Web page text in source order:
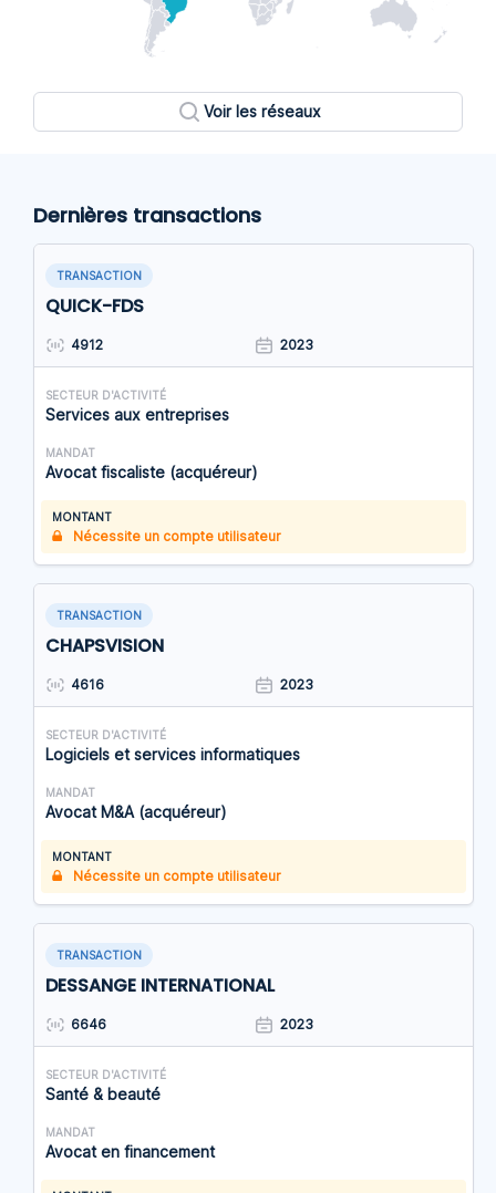
Voir les réseaux
Dernières transactions
TRANSACTION
QUICK-FDS
4912 2023
SECTEUR D'ACTIVITÉ
Services aux entreprises
MANDAT
Avocat fiscaliste (acquéreur)
MONTANT
Nécessite un compte utilisateur
TRANSACTION
CHAPSVISION
4616 2023
SECTEUR D'ACTIVITÉ
Logiciels et services informatiques
MANDAT
Avocat M&A (acquéreur)
MONTANT
Nécessite un compte utilisateur
TRANSACTION
DESSANGE INTERNATIONAL
6646 2023
SECTEUR D'ACTIVITÉ
Santé & beauté
MANDAT
Avocat en financement